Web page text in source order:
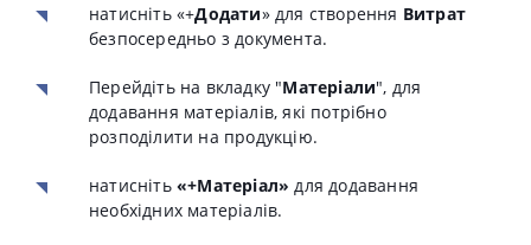
натисніть «+Додати» для створення Витрат
безпосередньо з документа.
Перейдіть на вкладку "Матеріали", для
додавання матеріалів, які потрібно
розподілити на продукцію.
натисніть «+Матеріал» для додавання
необхідних матеріалів.